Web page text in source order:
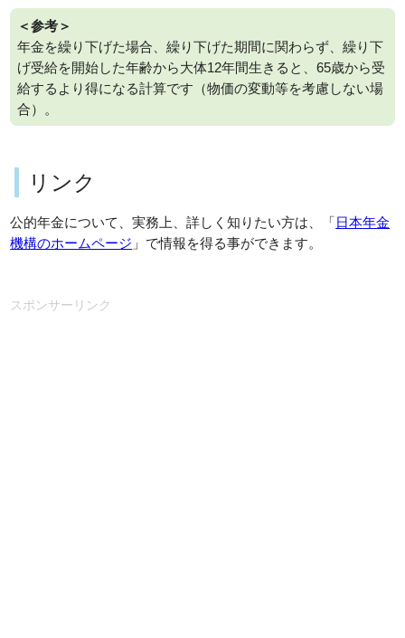
＜参考＞
年金を繰り下げた場合、繰り下げた期間に関わらず、繰り下
げ受給を開始した年齢から大体12年間生きると、65歳から受
給するより得になる計算です（物価の変動等を考慮しない場
合）。
リンク
公的年金について、実務上、詳しく知りたい方は、「日本年金
機構のホームページ 」で情報を得る事ができます。
スポンサーリンク